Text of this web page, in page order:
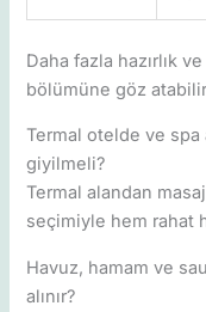
Daha fazla hazırlık
bölümüne göz
Termal otelde ve spa
giyilmeli?
Termal alandan
seçimiyle hem rahat
Havuz, hamam ve
alınır?